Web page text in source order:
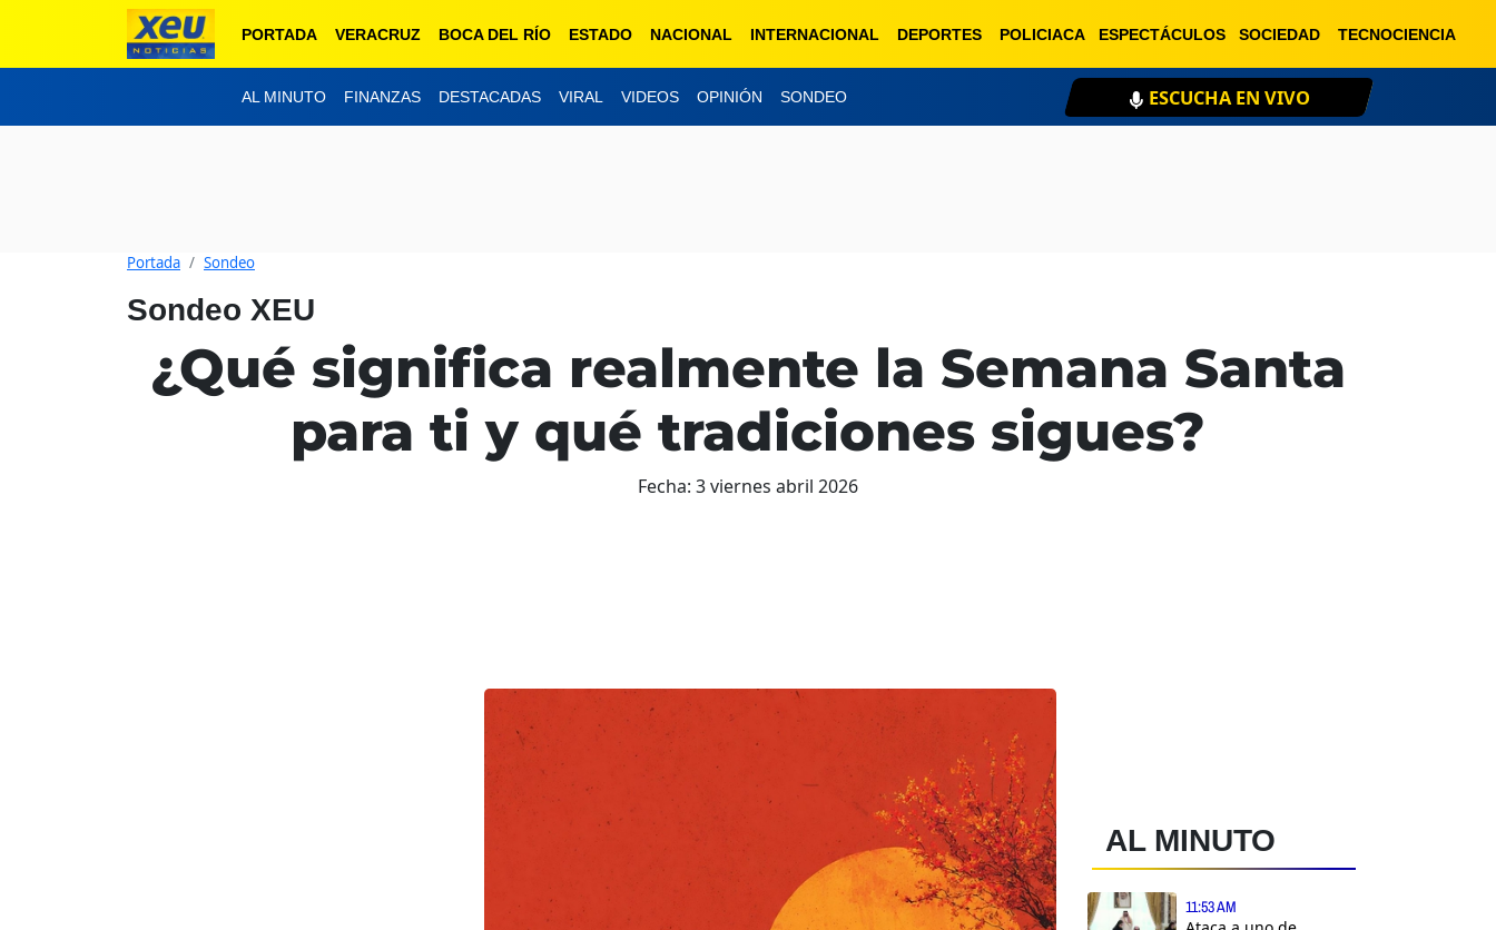
PORTADA VERACRUZ BOCA DEL RÍO ESTADO NACIONAL INTERNACIONAL DEPORTES POLICIACA ESPECTÁCULOS SOCIEDAD TECNOCIENCIA
AL MINUTO FINANZAS DESTACADAS VIRAL VIDEOS OPINIÓN SONDEO XEU 98.1 FM
Portada Sondeo
Sondeo XEU
¿Qué significa realmente la Semana Santa
para ti y qué tradiciones sigues?
Fecha: 3 viernes abril 2026
AL MINUTO
11:53 AM